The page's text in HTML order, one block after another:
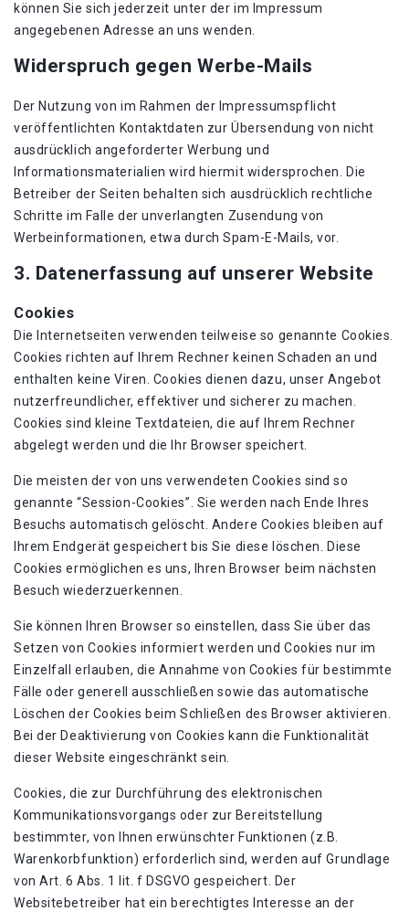
können Sie sich jederzeit unter der im Impressum
angegebenen Adresse an uns wenden.
Widerspruch gegen Werbe-Mails
Der Nutzung von im Rahmen der Impressumspflicht
veröffentlichten Kontaktdaten zur Übersendung von nicht
ausdrücklich angeforderter Werbung und
Informationsmaterialien wird hiermit widersprochen. Die
Betreiber der Seiten behalten sich ausdrücklich rechtliche
Schritte im Falle der unverlangten Zusendung von
Werbeinformationen, etwa durch Spam-E-Mails, vor.
3. Datenerfassung auf unserer Website
Cookies
Die Internetseiten verwenden teilweise so genannte Cookies.
Cookies richten auf Ihrem Rechner keinen Schaden an und
enthalten keine Viren. Cookies dienen dazu, unser Angebot
nutzerfreundlicher, effektiver und sicherer zu machen.
Cookies sind kleine Textdateien, die auf Ihrem Rechner
abgelegt werden und die Ihr Browser speichert.
Die meisten der von uns verwendeten Cookies sind so
genannte “Session-Cookies”. Sie werden nach Ende Ihres
Besuchs automatisch gelöscht. Andere Cookies bleiben auf
Ihrem Endgerät gespeichert bis Sie diese löschen. Diese
Cookies ermöglichen es uns, Ihren Browser beim nächsten
Besuch wiederzuerkennen.
Sie können Ihren Browser so einstellen, dass Sie über das
Setzen von Cookies informiert werden und Cookies nur im
Einzelfall erlauben, die Annahme von Cookies für bestimmte
Fälle oder generell ausschließen sowie das automatische
Löschen der Cookies beim Schließen des Browser aktivieren.
Bei der Deaktivierung von Cookies kann die Funktionalität
dieser Website eingeschränkt sein.
Cookies, die zur Durchführung des elektronischen
Kommunikationsvorgangs oder zur Bereitstellung
bestimmter, von Ihnen erwünschter Funktionen (z.B.
Warenkorbfunktion) erforderlich sind, werden auf Grundlage
von Art. 6 Abs. 1 lit. f DSGVO gespeichert. Der
Websitebetreiber hat ein berechtigtes Interesse an der